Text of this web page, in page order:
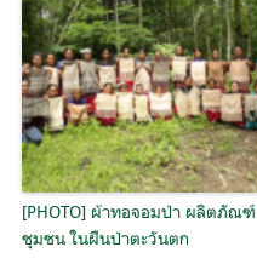
[PHOTO] ผ้าทอจอมป่า ผลิตภัณฑ์
ชุมชน ในผืนป่าตะวันตก